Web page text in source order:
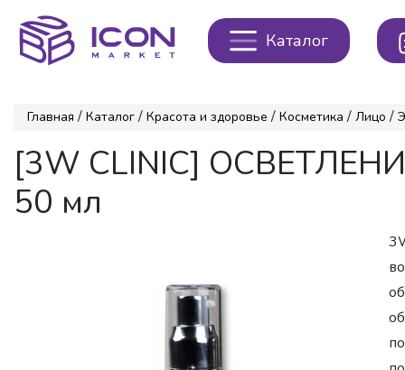
Каталог
Главная / Каталог / Красота и здоровье / Косметика / Лицо /
[3W CLINIC]
50 мл